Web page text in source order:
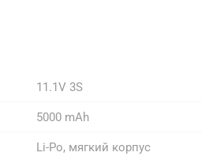
11.1V 3S
5000 mAh
Li-Po, мягкий корпус